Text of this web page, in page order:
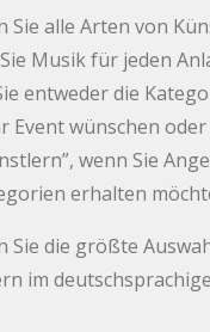
Sie alle Arten von
Musik für jeden
entweder die
Event wünschen oder
wenn Sie
erhalten
Sie die größte
im